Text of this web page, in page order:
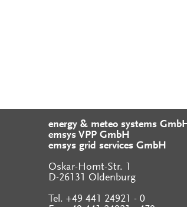
energy & meteo systems
emsys VPP GmbH
emsys grid services GmbH
Oskar-Homt-Str. 1
D-26131 Oldenburg
Tel. +49 441 24921 - 0